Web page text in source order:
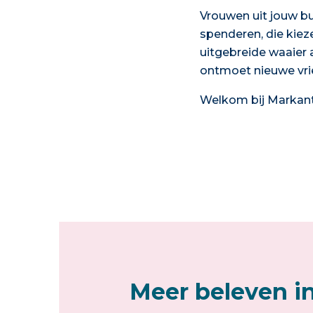
Vrouwen uit jouw
spenderen, die
uitgebreide waaier
ontmoet nieuwe
Welkom bij
Meer beleven